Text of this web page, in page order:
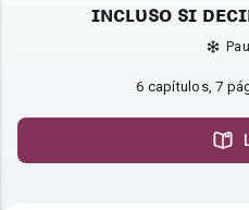
ɪɴᴄʟᴜꜱᴏ ꜱɪ
6 capítulos, 7